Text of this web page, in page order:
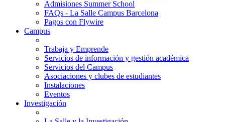
Admisiones Summer School
FAQs - La Salle Campus Barcelona
Pagos con Flywire
Campus
Trabaja y Emprende
Servicios de información y gestión académica
Servicios del Campus
Asociaciones y clubes de estudiantes
Instalaciones
Eventos
Investigación